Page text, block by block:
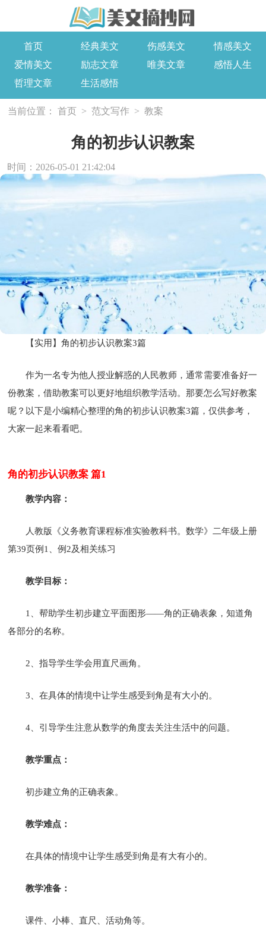
首页 经典美文 伤感美文
情感美文
爱情美文
励志文章 唯美文章
感悟人生
哲理文章
生活感悟
当前位置： 首页 > 范文写作 > 教案
角的初步认识教案
时间：2026-05-01 21:42:04
【实用】角的初步认识教案3篇
作为一名专为他人授业解惑的人民教师，通常需要准备好一
份教案，借助教案可以更好地组织教学活动。那要怎么写好教案
呢？以下是小编精心整理的角的初步认识教案3篇，仅供参考，
大家一起来看看吧。
角的初步认识教案 篇1
教学内容：
人教版《义务教育课程标准实验教科书。数学》二年级上册
第39页例1、例2及相关练习
教学目标：
1、帮助学生初步建立平面图形——角的正确表象，知道角
各部分的名称。
2、指导学生学会用直尺画角。
3、在具体的情境中让学生感受到角是有大小的。
4、引导学生注意从数学的角度去关注生活中的问题。
教学重点：
初步建立角的正确表象。
教学难点：
在具体的情境中让学生感受到角是有大有小的。
教学准备：
课件、小棒、直尺、活动角等。